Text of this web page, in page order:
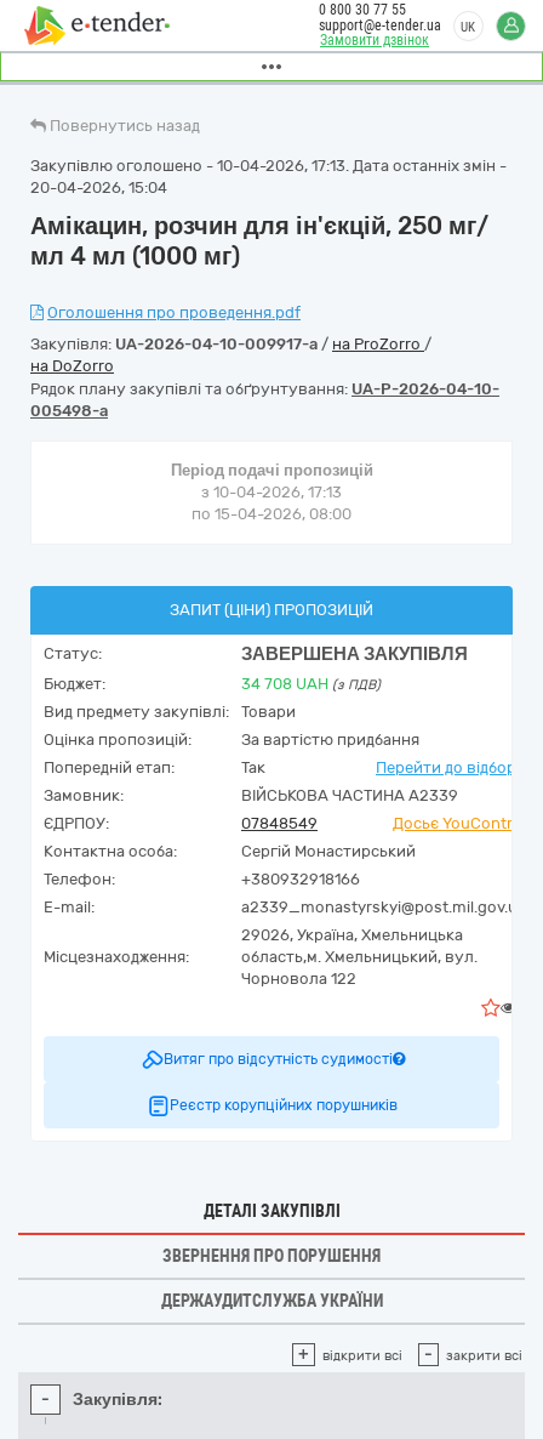
Замовити дзвінок
0 800 30 77 55
support@e-tender.ua
UK
Повернутись назад
Закупівлю оголошено - 10-04-2026, 17:13. Дата останніх змін -
20-04-2026, 15:04
Амікацин, розчин для ін'єкцій, 250 мг/
мл 4 мл (1000 мг)
Оголошення про проведення.pdf
Закупівля: UA-2026-04-10-009917-a / на ProZorro /
на DoZorro
Рядок плану закупівлі та обґрунтування: UA-P-2026-04-10-
005498-a
Період подачі пропозицій
з 10-04-2026, 17:13
по 15-04-2026, 08:00
ЗАПИТ (ЦІНИ) ПРОПОЗИЦІЙ
Статус: ЗАВЕРШЕНА ЗАКУПІВЛЯ
Бюджет: 34 708 UAH (з ПДВ)
Вид предмету закупівлі:
Товари
Оцінка пропозицій:
За вартістю придбання
Попередній етап:
Так
Перейти до відбору
Замовник:
ВІЙСЬКОВА ЧАСТИНА А2339
ЄДРПОУ:
07848549
Досьє YouControl
Контактна особа:
Сергій Монастирський
Телефон:
+380932918166
E-mail:
a2339_monastyrskyi@post.mil.gov.ua
Місцезнаходження:
29026, Україна, Хмельницька
область,м. Хмельницький, вул.
Чорновола 122
Витяг про відсутність судимості
Реєстр корупційних порушників
ДЕТАЛІ ЗАКУПІВЛІ
ЗВЕРНЕННЯ ПРО ПОРУШЕННЯ
ДЕРЖАУДИТСЛУЖБА УКРАЇНИ
+ відкрити всі - закрити всі
- Закупівля: